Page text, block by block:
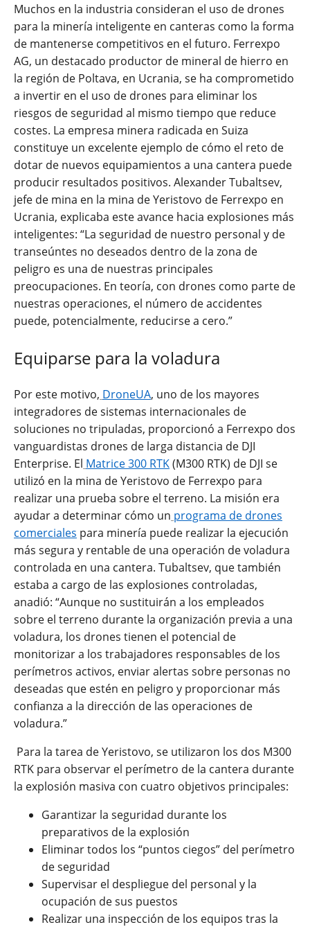
Muchos en la industria consideran el uso de drones
para la minería inteligente en canteras como la forma
de mantenerse competitivos en el futuro. Ferrexpo
AG, un destacado productor de mineral de hierro en
la región de Poltava, en Ucrania, se ha comprometido
a invertir en el uso de drones para eliminar los
riesgos de seguridad al mismo tiempo que reduce
costes. La empresa minera radicada en Suiza
constituye un excelente ejemplo de cómo el reto de
dotar de nuevos equipamientos a una cantera puede
producir resultados positivos. Alexander Tubaltsev,
jefe de mina en la mina de Yeristovo de Ferrexpo en
Ucrania, explicaba este avance hacia explosiones más
inteligentes: “La seguridad de nuestro personal y de
transeúntes no deseados dentro de la zona de
peligro es una de nuestras principales
preocupaciones. En teoría, con drones como parte de
nuestras operaciones, el número de accidentes
puede, potencialmente, reducirse a cero.”
Equiparse para la voladura
Por este motivo, DroneUA, uno de los mayores
integradores de sistemas internacionales de
soluciones no tripuladas, proporcionó a Ferrexpo dos
vanguardistas drones de larga distancia de DJI
Enterprise. El Matrice 300 RTK(M300 RTK) de DJI se
utilizó en la mina de Yeristovo de Ferrexpo para
realizar una prueba sobre el terreno. La misión era
ayudar a determinar cómo un programa de drones
comerciales para minería puede realizar la ejecución
más segura y rentable de una operación de voladura
controlada en una cantera. Tubaltsev, que también
estaba a cargo de las explosiones controladas,
anadió: “Aunque no sustituirán a los empleados
sobre el terreno durante la organización previa a una
voladura, los drones tienen el potencial de
monitorizar a los trabajadores responsables de los
perímetros activos, enviar alertas sobre personas no
deseadas que estén en peligro y proporcionar más
confianza a la dirección de las operaciones de
voladura.”
Para la tarea de Yeristovo, se utilizaron los dos M300
RTK para observar el perímetro de la cantera durante
la explosión masiva con cuatro objetivos principales:
Garantizar la seguridad durante los
preparativos de la explosión
Eliminar todos los “puntos ciegos” del perímetro
de seguridad
Supervisar el despliegue del personal y la
ocupación de sus puestos
Realizar una inspección de los equipos tras la